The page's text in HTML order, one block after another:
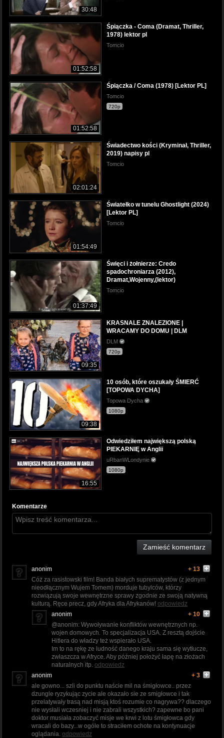
30:48
01:52:58
Śpiączka - Coma (Dramat, Thriller,
1978) lektor pl
Tomcio
01:52:58
Śpiączka / Coma (1978) [Lektor PL]
Tomcio
720p
02:01:24
Świadectwo kości (Kryminał, Thriller,
2019) napisy pl
Tomcio
01:54:49
Światełko w tunelu Ghostlight (2024)
[Lektor PL]
Tomcio
01:37:49
Święci i żołnierze: Credo
spadochroniarza (2012),
Dramat,Wojenny,(lektor)
Tomcio
09:35
KRASNALE ZNALEZIONE |
WRACAMY DO DOMU | DLM
DLM
720p
09:38
10 osób, które oszukały ŚMIERĆ
[TOPOWA DYCHA]
Topowa Dycha
1080p
16:55
Odwiedziłem największą polską
PIEKARNIĘ w Anglii
uRbanWLondynie
1080p
Komentarze
Zamieść komentarz
anonim
+ 13
Cóż za rasistowski film! Banda białych suprematystów (z jednym
nieodłącznym Wujem Tomem) morduje tubylców, którzy
rozwiązują swoje wewnętrzne sprawy zgodnie ze swoją natywną
kulturą. Ręce precz, gdy Afryka dla Afrykanów! odpowiedz
anonim
+ 10
@anonim: Wywoływanie konfliktów wewnętrznych np.
wojen domowych. To specjalizacja USA. Z resztą dojście
Hitlera do władzy też wspierało USA.
Im to na rękę ze ludność danego kraju sama się wytłucze,
zwłaszcza w Afryce. Aby później położyć łapę na złożach
naturalnych itp. odpowiedz
anonim
+ 3
ale gowno... szli do punktu naście mil na śmigłowce.. przez
dzungle ryzykując zycie ale okazało sie ze smigłowce i tak
przelatywały trasą nad misją ktoś rozumie co nagrywa?? dlaczego
nie wysłali wczesniej i nie zabrali wszystkich? zapewne bo pani
doktor musiała zobaczyć misje we krwi z lotu śmigłowca gdy
wracali do bazy...w ogóle to straciłem ochote na kontynuacje
oglądania. odpowiedz